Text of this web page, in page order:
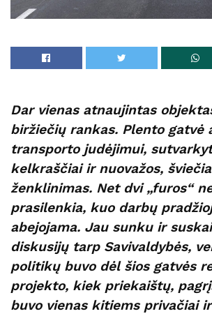
Dar vienas atnaujintas
biržiečių rankas. Plento gatvė
transporto judėjimui,
kelkraščiai ir nuovažos,
ženklinimas. Net dvi „furos“
prasilenkia, kuo darbų
abejojama. Jau sunku ir
diskusijų tarp Savivaldybės,
politikų buvo dėl šios gatvės
projekto, kiek priekaištų,
buvo vienas kitiems privačiai